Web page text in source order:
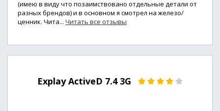
(имею в виду что позаимствовано отдельные детали от
разных брендов) и в основном я смотрел на железо/
ценник. Чита... Читать все отзывы
Explay ActiveD 7.4 3G